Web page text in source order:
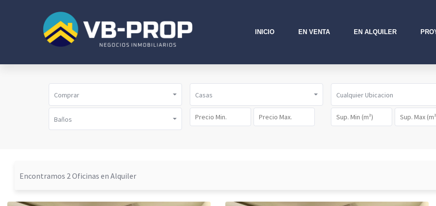
INICIO EN VENTA EN ALQUILER
Comprar Casas Cualquier Ubicacion
Baños
Encontramos 2 Oficinas en Alquiler